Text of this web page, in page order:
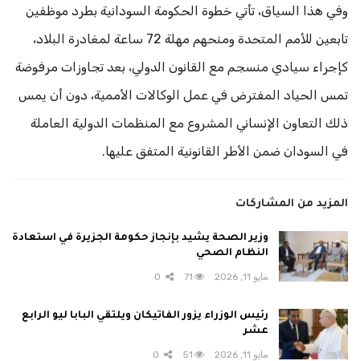
وفي هذا السياق، تأتي خطوة الحكومة السودانية بطرد موظفين
تابعين للأمم المتحدة ومنحهم مهلة 72 ساعة لمغادرة البلاد،
كإجراء سيادي منسجم مع القانون الدولي، بعد تجاوزات مرفوضة
تمس الحياد المفترض في عمل الوكالات الأممية، دون أن يمس
ذلك التعاون الإنساني المشروع مع المنظمات الدولية العاملة
في السودان ضمن الأطر القانونية المتفق عليها.
المزيد من المشاركات
وزير الصحة يشيد بإنجاز حكومة الجزيرة في استعادة
النظام الصحي
مايو 11, 2026 71
رئيس الوزراء يزور الفاتيكان ويلتقي البابا ليو الرابع
عشر
مايو 11, 2026 51